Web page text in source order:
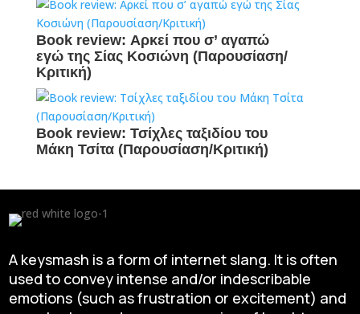
Book review: Αρκεί που σ’ αγαπώ
εγώ της Σίας Κοσιώνη (Παρουσίαση/
Κριτική)
Book review: Τσίχλες ταξιδίου του
Μάκη Τσίτα (Παρουσίαση/Κριτική)
A keysmash is a form of internet slang. It is often
used to convey intense and/or indescribable
emotions (such as frustration or excitement) and